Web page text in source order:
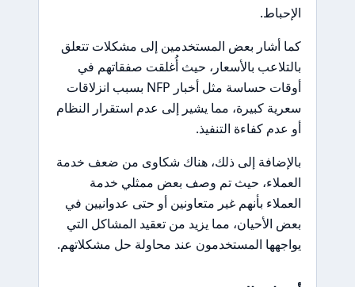
الإحباط.
كما أشار بعض المستخدمين إلى مشكلات تتعلق
بالتلاعب بالأسعار، حيث أُغلقت صفقاتهم في
أوقات حساسة مثل أخبار NFP بسبب انزلاقات
سعرية كبيرة، مما يشير إلى عدم استقرار النظام
أو عدم كفاءة التنفيذ.
بالإضافة إلى ذلك، هناك شكاوى من ضعف خدمة
العملاء، حيث تم وصف بعض ممثلي خدمة
العملاء بأنهم غير متعاونين أو حتى عدوانيين في
بعض الأحيان، مما يزيد من تعقيد المشاكل التي
يواجهها المستخدمون عند محاولة حل مشكلاتهم.